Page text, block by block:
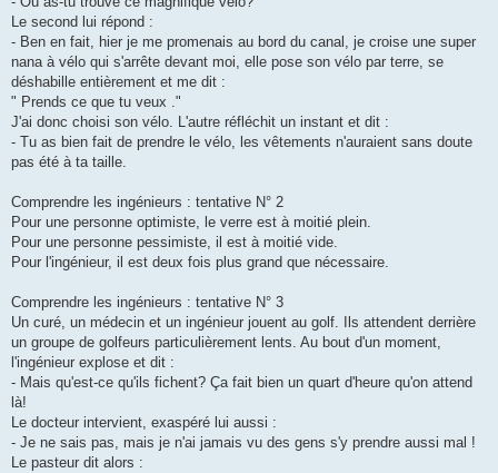
Le second lui répond :
- Ben en fait, hier je me promenais au bord du canal, je croise une super
nana à vélo qui s'arrête devant moi, elle pose son vélo par terre, se
déshabille entièrement et me dit :
" Prends ce que tu veux ."
J'ai donc choisi son vélo. L'autre réfléchit un instant et dit :
- Tu as bien fait de prendre le vélo, les vêtements n'auraient sans doute
pas été à ta taille.
Comprendre les ingénieurs : tentative N° 2
Pour une personne optimiste, le verre est à moitié plein.
Pour une personne pessimiste, il est à moitié vide.
Pour l'ingénieur, il est deux fois plus grand que nécessaire.
Comprendre les ingénieurs : tentative N° 3
Un curé, un médecin et un ingénieur jouent au golf. Ils attendent derrière
un groupe de golfeurs particulièrement lents. Au bout d'un moment,
l'ingénieur explose et dit :
- Mais qu'est-ce qu'ils fichent? Ça fait bien un quart d'heure qu'on attend
là!
Le docteur intervient, exaspéré lui aussi :
- Je ne sais pas, mais je n'ai jamais vu des gens s'y prendre aussi mal !
Le pasteur dit alors :